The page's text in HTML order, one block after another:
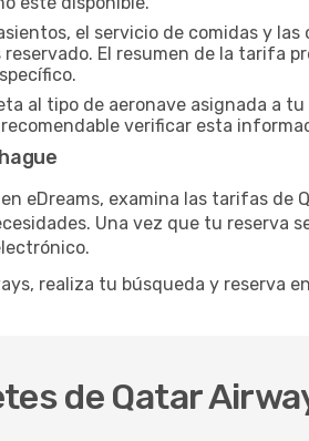
el servicio de comidas y
El resumen de la tarifa
al tipo de aeronave asignada a
verificar esta
eDreams, examina las tarifas de
Una vez que tu reserva
realiza tu búsqueda y reserva
de Qatar